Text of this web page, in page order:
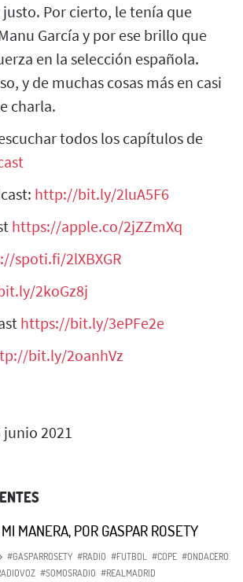
justo. Por cierto, le tenía que
García y por ese brillo que
en la selección española.
y de muchas cosas más en casi
charla.
todos los capítulos de
http://bit.ly/2luA5F6​
https://apple.co/2jZZmXq​
spoti.fi/2lXBXGR​
2koGz8j​
https://bit.ly/3ePFe2e​
bit.ly/2oanhVz​
junio 2021
MANERA, POR GASPAR ROSETY
#GASPARROSETY #RADIO #FUTBOL #COPE #ONDACERO
#SOMOSRADIO #REALMADRID